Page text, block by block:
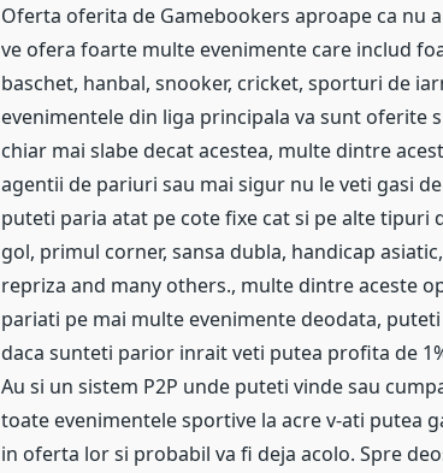
Oferta oferita de Gamebookers aproape ca nu
ve ofera foarte multe evenimente care includ
baschet, hanbal, snooker, cricket, sporturi de
evenimentele din liga principala va sunt oferite
chiar mai slabe decat acestea, multe dintre
agentii de pariuri sau mai sigur nu le veti gasi
puteti paria atat pe cote fixe cat si pe alte
gol, primul corner, sansa dubla, handicap
repriza and many others., multe dintre aceste
pariati pe mai multe evenimente deodata,
daca sunteti parior inrait veti putea profita de
Au si un sistem P2P unde puteti vinde sau
toate evenimentele sportive la acre v-ati putea
in oferta lor si probabil va fi deja acolo. Spre